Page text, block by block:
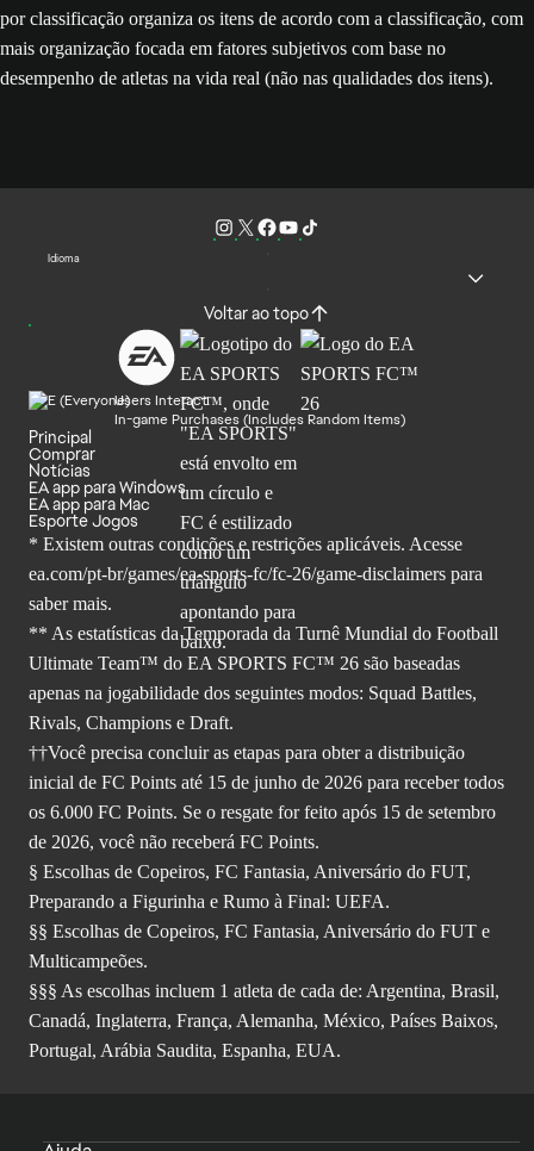
por classificação organiza os itens de acordo com a classificação, com
mais organização focada em fatores subjetivos com base no
desempenho de atletas na vida real (não nas qualidades dos itens).
Idioma
Voltar ao topo
Users Interact
In-game Purchases (Includes Random Items)
Principal
Comprar
Notícias
EA app para Windows
EA app para Mac
Esporte Jogos
* Existem outras condições e restrições aplicáveis. Acesse
ea.com/pt-br/games/ea-sports-fc/fc-26/game-disclaimers para
saber mais.
** As estatísticas da Temporada da Turnê Mundial do Football
Ultimate Team™ do EA SPORTS FC™ 26 são baseadas
apenas na jogabilidade dos seguintes modos: Squad Battles,
Rivals, Champions e Draft.
††Você precisa concluir as etapas para obter a distribuição
inicial de FC Points até 15 de junho de 2026 para receber todos
os 6.000 FC Points. Se o resgate for feito após 15 de setembro
de 2026, você não receberá FC Points.
§ Escolhas de Copeiros, FC Fantasia, Aniversário do FUT,
Preparando a Figurinha e Rumo à Final: UEFA.
§§ Escolhas de Copeiros, FC Fantasia, Aniversário do FUT e
Multicampeões.
§§§ As escolhas incluem 1 atleta de cada de: Argentina, Brasil,
Canadá, Inglaterra, França, Alemanha, México, Países Baixos,
Portugal, Arábia Saudita, Espanha, EUA.